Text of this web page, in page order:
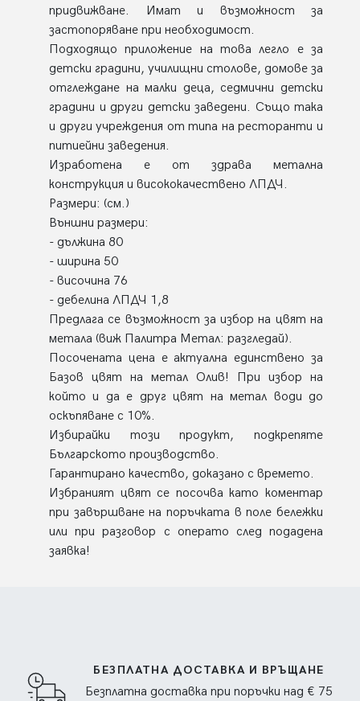
придвижване. Имат и възможност за
застопоряване при необходимост.
Подходящо приложение на това легло е за
детски градини, училищни столове, домове за
отглеждане на малки деца, седмични детски
градини и други детски заведени. Също така
и други учреждения от типа на ресторанти и
питиейни заведения.
Изработена е от здрава метална
конструкция и висококачествено ЛПДЧ.
Размери: (см.)
Външни размери:
- дължина 80
- ширина 50
- височина 76
- дебелина ЛПДЧ 1,8
Предлага се възможност за избор на цвят на
метала (виж Палитра Метал: разгледай).
Посочената цена е актуална единствено за
Базов цвят на метал Олив! При избор на
който и да е друг цвят на метал води до
оскъпяване с 10%.
Избирайки този продукт, подкрепяте
Българското производство.
Гарантирано качество, доказано с времето.
Избраният цвят се посочва като коментар
при завършване на поръчката в поле бележки
или при разговор с операто след подадена
заявка!
БЕЗПЛАТНА ДОСТАВКА И ВРЪЩАНЕ
Безплатна доставка при поръчки над € 75